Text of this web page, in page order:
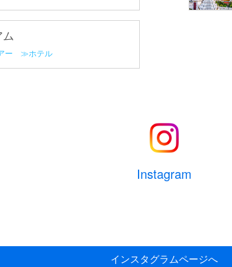
ム
ー ホテル
Instagram
インスタグラムページへ